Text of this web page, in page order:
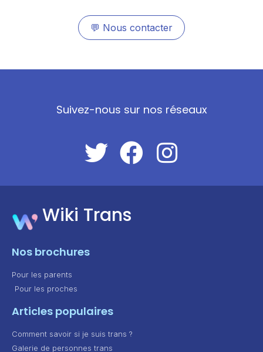
💬 Nous contacter
Suivez-nous sur nos réseaux
Wiki Trans
Nos brochures
Pour les parents
Pour les proches
Articles populaires
Comment savoir si je suis trans ?
Galerie de personnes trans